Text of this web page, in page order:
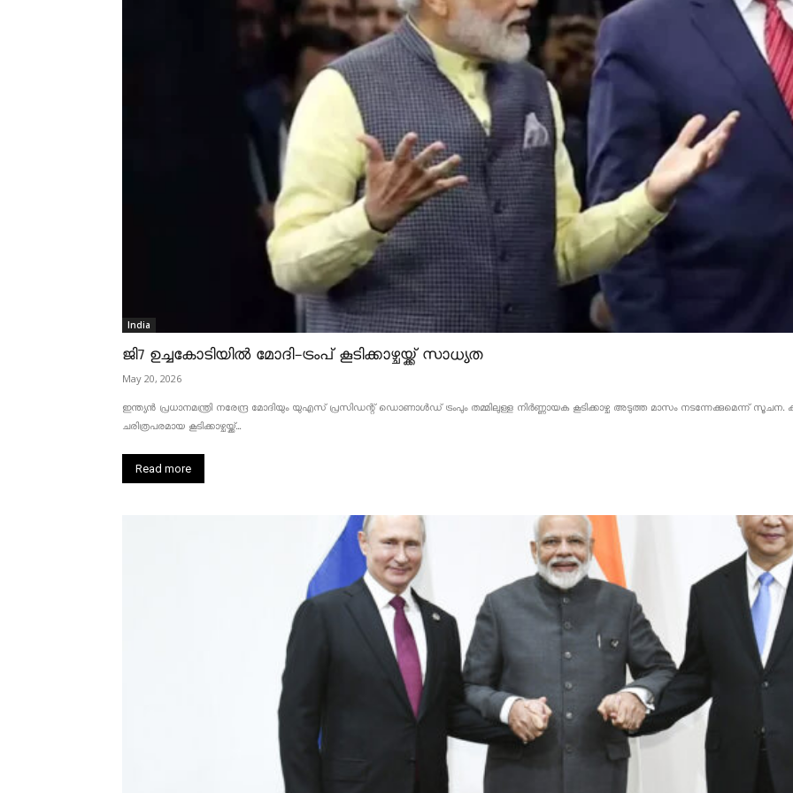
India
ജി7 ഉച്ചകോടിയിൽ മോദി-ട്രംപ് കൂടിക്കാഴ്ചയ്ക്ക് സാധ്യത
May 20, 2026
ഇന്ത്യൻ പ്രധാനമന്ത്രി നരേന്ദ്ര മോദിയും യുഎസ് പ്രസിഡന്റ് ഡൊണാൾഡ് ട്രംപും തമ്മിലുള്ള നിർണ്ണായക കൂടിക്കാഴ്ച അടുത്ത മാസം നടന്നേക്കുമെന്ന്
ചരിത്രപരമായ കൂടിക്കാഴ്ചയ്ക്ക്...
Read more